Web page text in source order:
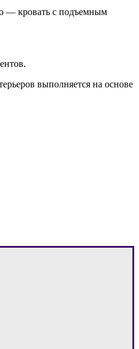
— кровать с подъемным
выполняется на основе